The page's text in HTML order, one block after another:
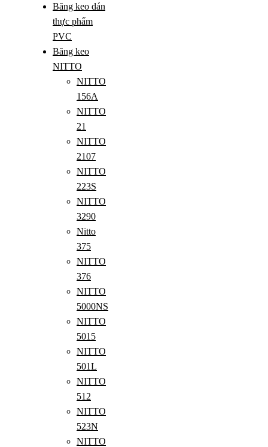
Băng keo dán
thực phẩm
PVC
Băng keo
NITTO
NITTO
156A
NITTO
21
NITTO
2107
NITTO
223S
NITTO
3290
Nitto
375
NITTO
376
NITTO
5000NS
NITTO
5015
NITTO
501L
NITTO
512
NITTO
523N
NITTO